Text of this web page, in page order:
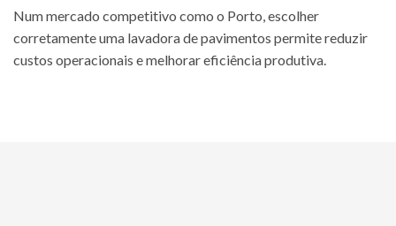
Num mercado competitivo como o Porto, escolher
corretamente uma lavadora de pavimentos permite reduzir
custos operacionais e melhorar eficiência produtiva.